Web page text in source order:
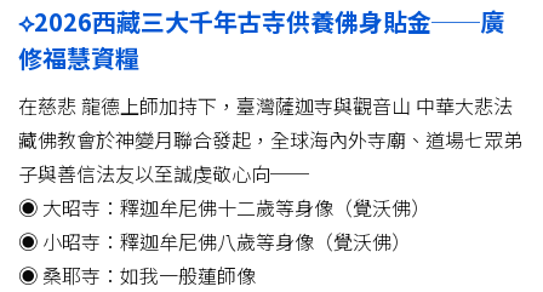
⟡2026西藏三大千年古寺供養佛身貼金──廣
修福慧資糧
在慈悲 龍德上師加持下，臺灣薩迦寺與觀音山 中華大悲法
藏佛教會於神變月聯合發起，全球海內外寺廟、道場七眾弟
子與善信法友以至誠虔敬心向──
◉ 大昭寺：釋迦牟尼佛十二歲等身像（覺沃佛）
◉ 小昭寺：釋迦牟尼佛八歲等身像（覺沃佛）
◉ 桑耶寺：如我一般蓮師像